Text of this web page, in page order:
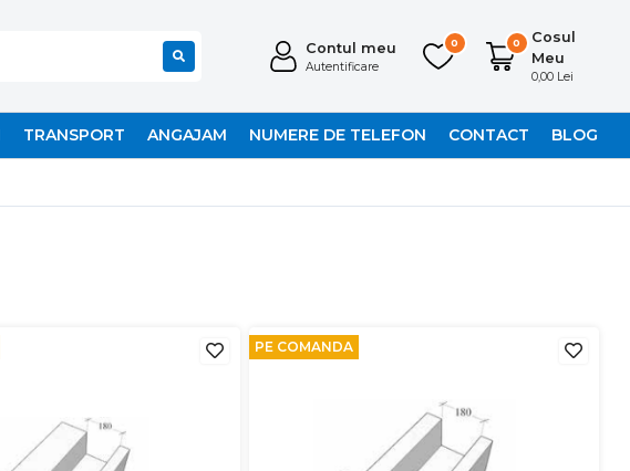
Contul meu
Autentificare
0 0
Cosul
Meu
0,00 Lei
TRANSPORT ANGAJAM NUMERE DE TELEFON CONTACT BLOG
PE COMANDA